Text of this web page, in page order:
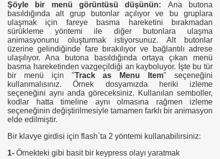
Şöyle bir menü görüntüsü düşünün: Ana butona
basıldığında alt grup butonlar açılıyor ve bu gruplara
ulaşmak için fareye basma hareketini bırakmadan
sürükleme yöntemi ile diğer butonlara ulaşma
animasyonunu oluşturmak istiyorsunuz. Alt butonlar
üzerine gelindiğinde fare bırakılıyor ve bağlantılı adrese
ulaşılıyor. Ana butona basıldığında ortaya çıkan menü
basma hareketinden vazgeçildiği an kayboluyor. İşte bu tür
bir menü için "Track as Menu Item" seçeneğini
kullanmalısınız. Örnek dosyamızda heriki izleme
seçeneğini aynı anda göreceksiniz. Kullanılan semboller,
kodlar hatta timeline aynı olmasına rağmen izleme
seçeneğinin değiştirilmesiyle tamamen farklı bir animasyon
elde edilmiştir.
Bir klavye girdisi için flash`ta 2 yöntemi kullanabilirsiniz:
1- Örnekteki gibi basit bir keypress olayı yaratmak